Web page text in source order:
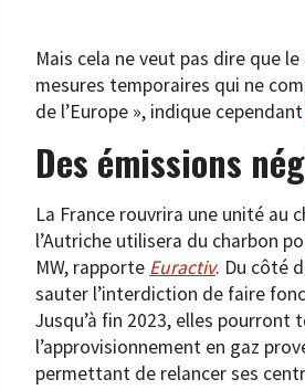
Mais cela ne veut pas dire que
mesures temporaires qui ne
de l’Europe », indique cependant
Des émissions
La France rouvrira une unité au
l’Autriche utilisera du charbon
MW, rapporte Euractiv. Du côté
sauter l’interdiction de faire
Jusqu’à fin 2023, elles
l’approvisionnement en gaz
permettant de relancer ses